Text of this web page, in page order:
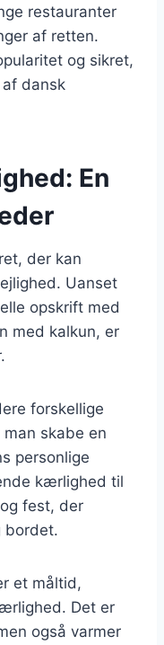
restauranter
af retten.
og sikret,
dansk
En
der kan
Uanset
opskrift med
med kalkun, er
forskellige
skabe en
personlige
kærlighed til
fest, der
bordet.
et måltid,
Det er
også varmer